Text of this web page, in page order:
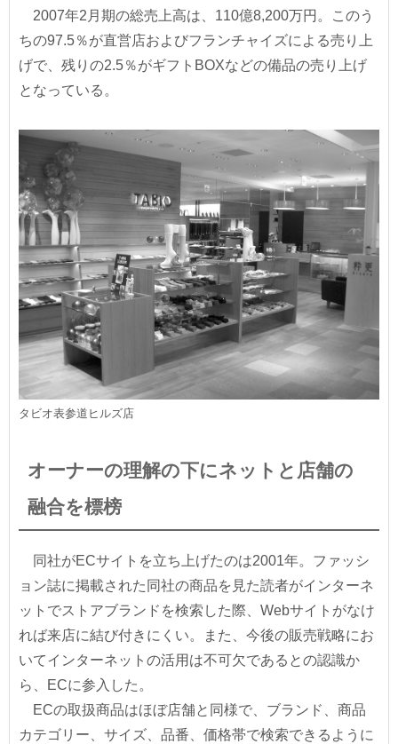
2007年2月期の総売上高は、110億8,200万円。このう
ちの97.5％が直営店およびフランチャイズによる売り上
げで、残りの2.5％がギフトBOXなどの備品の売り上げ
となっている。
タビオ表参道ヒルズ店
オーナーの理解の下にネットと店舗の
融合を標榜
同社がECサイトを立ち上げたのは2001年。ファッシ
ョン誌に掲載された同社の商品を見た読者がインターネ
ットでストアブランドを検索した際、Webサイトがなけ
れば来店に結び付きにくい。また、今後の販売戦略にお
いてインターネットの活用は不可欠であるとの認識か
ら、ECに参入した。
ECの取扱商品はほぼ店舗と同様で、ブランド、商品
カテゴリー、サイズ、品番、価格帯で検索できるように